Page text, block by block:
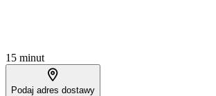
15 minut
Podaj adres dostawy